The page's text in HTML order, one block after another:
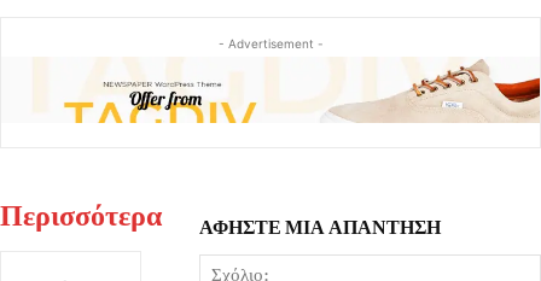
- Advertisement -
Περισσότερα ΑΦΗΣΤΕ ΜΙΑ ΑΠΑΝΤΗΣΗ